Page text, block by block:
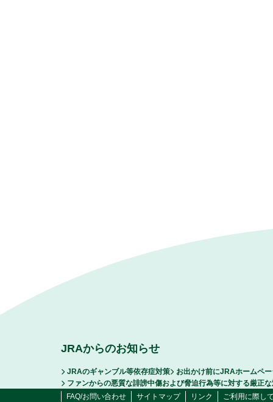
JRAからのお知らせ
JRAのギャンブル等依存症対策
お出かけ前にJRAホームペ
ファンからの悪質な誹謗中傷および脅迫行為等に対する厳正
FAQ/お問い合わせ
サイトマップ リンク ご利用に際し